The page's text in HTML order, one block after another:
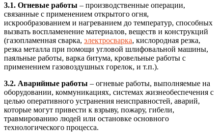
3.1. Огневые работы – производственные операции,
связанные с применением открытого огня,
искрообразованием и нагреванием до температур, способных
вызвать воспламенение материалов, веществ и конструкций
(газопламенная сварка, электросварка, кислородная резка,
резка металла при помощи угловой шлифовальной машины,
паяльные работы, варка битума, кровельные работы с
применением газовоздушных горелок, и т.п.).
3.2. Аварийные работы – огневые работы, выполняемые на
оборудовании, коммуникациях, системах жизнеобеспечения с
целью оперативного устранения неисправностей, аварий,
которые могут привести к взрыву, пожару, гибели,
травмированию людей или остановке основного
технологического процесса.